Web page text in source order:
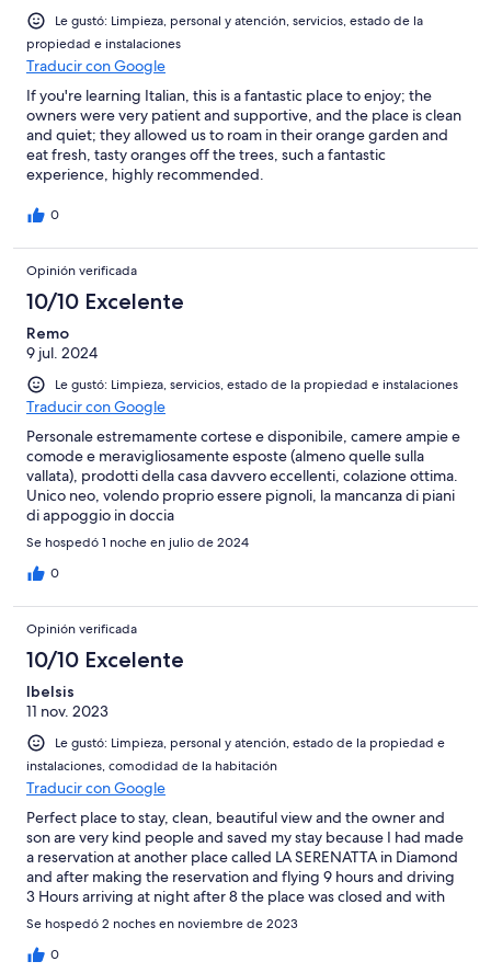
Le gustó: Limpieza, personal y atención, servicios, estado de la
propiedad e instalaciones
Traducir con Google
If you're learning Italian, this is a fantastic place to enjoy; the
owners were very patient and supportive, and the place is clean
and quiet; they allowed us to roam in their orange garden and
eat fresh, tasty oranges off the trees, such a fantastic
experience, highly recommended.
0
Opinión verificada
10/10 Excelente
Remo
9 jul. 2024
Le gustó: Limpieza, servicios, estado de la propiedad e instalaciones
Traducir con Google
Personale estremamente cortese e disponibile, camere ampie e
comode e meravigliosamente esposte (almeno quelle sulla
vallata), prodotti della casa davvero eccellenti, colazione ottima.
Unico neo, volendo proprio essere pignoli, la mancanza di piani
di appoggio in doccia
Se hospedó 1 noche en julio de 2024
0
Opinión verificada
10/10 Excelente
Ibelsis
11 nov. 2023
Le gustó: Limpieza, personal y atención, estado de la propiedad e
instalaciones, comodidad de la habitación
Traducir con Google
Perfect place to stay, clean, beautiful view and the owner and
son are very kind people and saved my stay because I had made
a reservation at another place called LA SERENATTA in Diamond
and after making the reservation and flying 9 hours and driving
3 Hours arriving at night after 8 the place was closed and with
no one waiting for us leaving us alone in the middle of the boche
yblas diamond mountains. After several calls we contacted
LUNA B&B and we were able to sleep peacefully. I recommend
Se hospedó 2 noches en noviembre de 2023
0